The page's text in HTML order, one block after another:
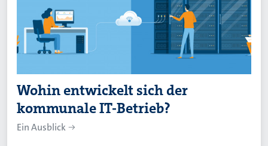
Wohin entwickelt sich der
kommunale IT-Betrieb?
Ein Ausblick